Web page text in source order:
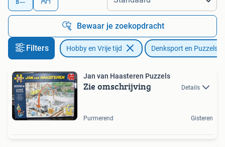
Bewaar je zoekopdracht
Filters Hobby en Vrije tijd Denksport en Puzzels
Jan van Haasteren Puzzels
Zie omschrijving Details
Purmerend Gisteren